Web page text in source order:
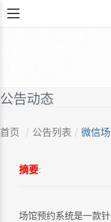
公告动态
首页 / 公告列表 / 微信
摘要:
场馆预约系统是一款